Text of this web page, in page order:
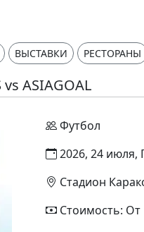
ВЫСТАВКИ РЕСТОРАНЫ
vs ASIAGOAL
Футбол
2026, 24 июля,
Стадион
Стоимость: От